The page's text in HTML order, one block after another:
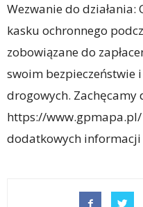
Wezwanie do
kasku ochronnego
zobowiązane do
swoim bezpieczeństwie
drogowych.
https://
dodatkowych informacji